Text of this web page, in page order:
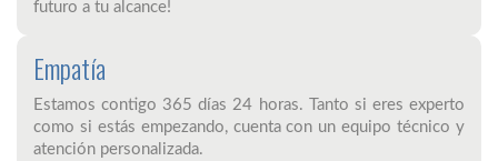
futuro a tu alcance!
Empatía
Estamos contigo 365 días 24 horas. Tanto si eres experto
como si estás empezando, cuenta con un equipo técnico y
atención personalizada.